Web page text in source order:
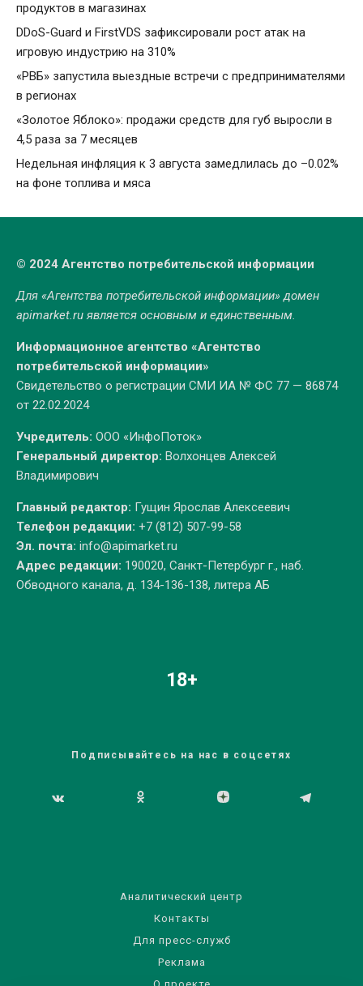
продуктов в магазинах
DDoS-Guard и FirstVDS зафиксировали рост атак на
игровую индустрию на 310%
«РВБ» запустила выездные встречи с предпринимателями
в регионах
«Золотое Яблоко»: продажи средств для губ выросли в
4,5 раза за 7 месяцев
Недельная инфляция к 3 августа замедлилась до –0.02%
на фоне топлива и мяса
© 2024 Агентство потребительской информации
Для «Агентства потребительской информации» домен
apimarket.ruявляется основным и единственным.
Информационное агентство «Агентство
потребительской информации»
Свидетельство о регистрации СМИ ИА № ФС 77 — 86874
от 22.02.2024
Учредитель: ООО «ИнфоПоток»
Генеральный директор: Волхонцев Алексей
Владимирович
Главный редактор: Гущин Ярослав Алексеевич
Телефон редакции: +7 (812) 507-99-58
Эл. почта: info@apimarket.ru
Адрес редакции: 190020, Санкт-Петербург г., наб.
Обводного канала, д. 134-136-138, литера АБ
18+
Подписывайтесь на нас в соцсетях
Аналитический центр
Контакты
Для пресс-служб
Реклама